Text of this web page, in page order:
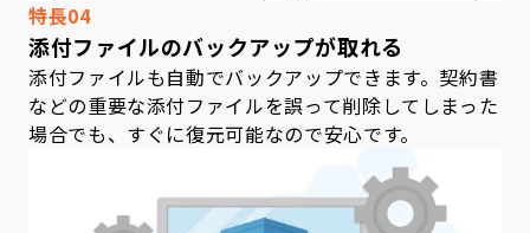
特長04
添付ファイルのバックアップが取れる
添付ファイルも自動でバックアップできます。契約書
などの重要な添付ファイルを誤って削除してしまった
場合でも、すぐに復元可能なので安心です。